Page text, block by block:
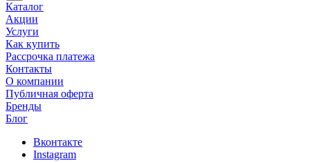
Каталог
Акции
Услуги
Как купить
Рассрочка платежа
Контакты
О компании
Публичная оферта
Бренды
Блог
Вконтакте
Instagram